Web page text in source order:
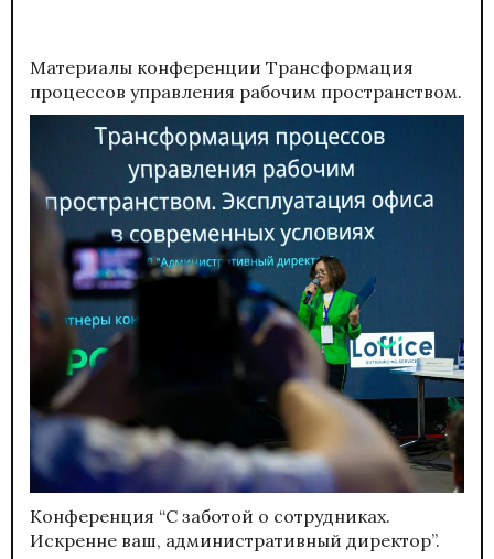
Материалы конференции Трансформация
процессов управления рабочим пространством.
Конференция “С заботой о сотрудниках.
Искренне ваш, административный директор”.